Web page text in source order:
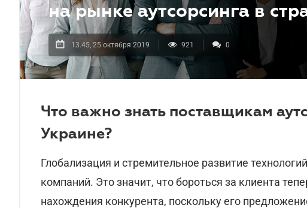
на рынке аутсорсинга в
13.45, 25 октября 2019 921 0
Что важно знать поставщикам
Украине?
Глобализация и стремительное развитие
компаний. Это значит, что бороться за клиента
нахождения конкурента, поскольку его